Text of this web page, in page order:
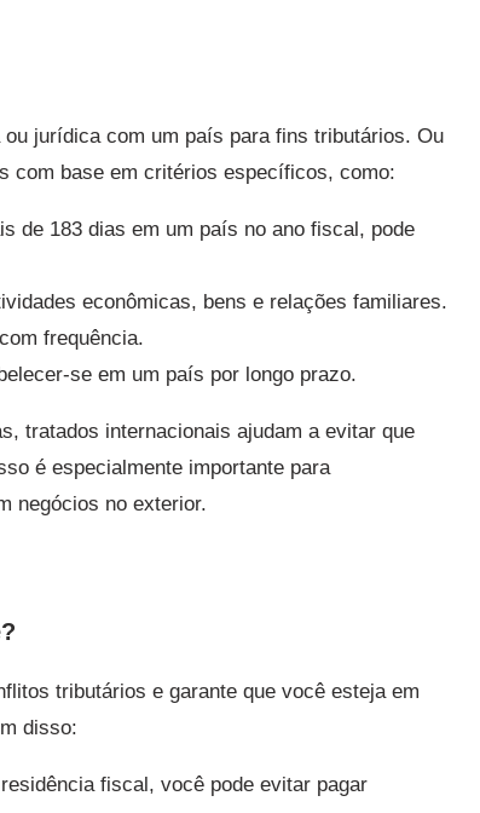
jurídica com um país para fins tributários. Ou
com base em critérios específicos, como:
de 183 dias em um país no ano fiscal, pode
econômicas, bens e relações familiares.
frequência.
se em um país por longo prazo.
tratados internacionais ajudam a evitar que
é especialmente importante para
negócios no exterior.
tributários e garante que você esteja em
disso:
fiscal, você pode evitar pagar